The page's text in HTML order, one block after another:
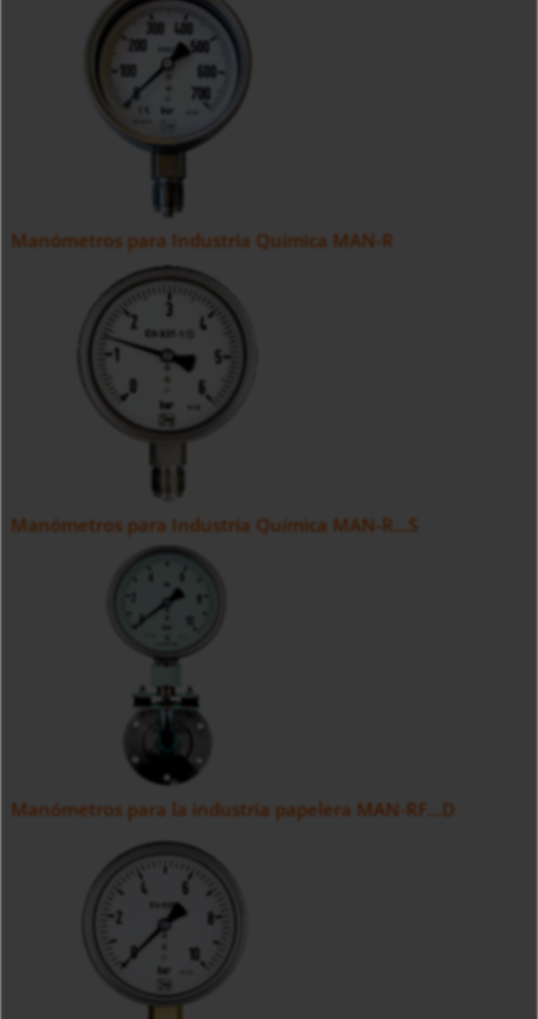
Manómetros para Industria Química MAN-R
Manómetros para Industria Química MAN-R...S
Manómetros para la industria papelera MAN-RF...D